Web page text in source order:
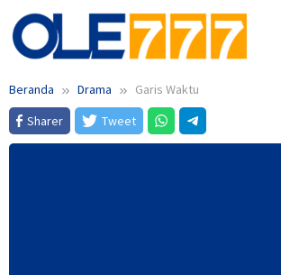
Loncat
ke
konten
Beranda Drama
Garis Waktu
Sharer
Tweet